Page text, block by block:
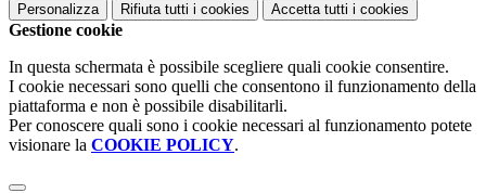
Personalizza Rifiuta tutti i cookies Accetta tutti i cookies
Gestione cookie
In questa schermata è possibile scegliere quali cookie consentire.
I cookie necessari sono quelli che consentono il funzionamento della
piattaforma e non è possibile disabilitarli.
Per conoscere quali sono i cookie necessari al funzionamento potete
visionare la COOKIE POLICY.